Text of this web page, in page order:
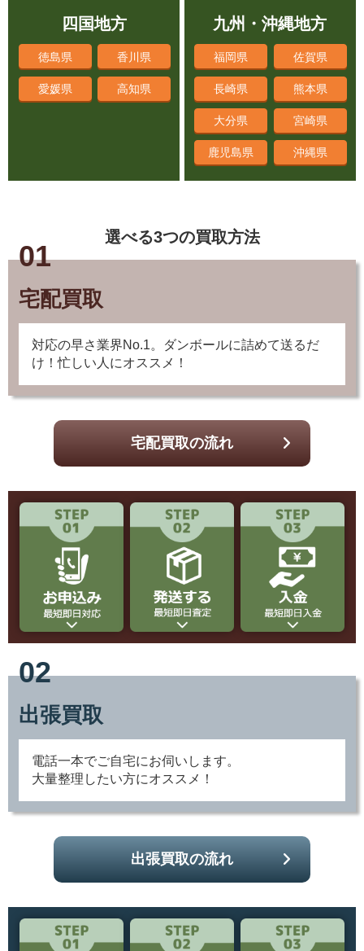
徳島県 香川県
愛媛県 高知県
福岡県 佐賀県
長崎県 熊本県
大分県 宮崎県
鹿児島県 沖縄県
選べる3つの買取方法
01
宅配買取
け！忙しい人にオススメ！
02
出張買取
大量整理したい方にオススメ！